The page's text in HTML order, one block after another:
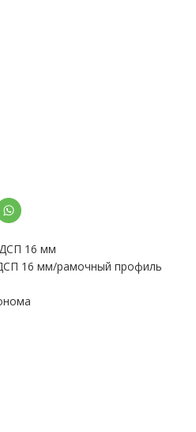
16 мм
16 мм/рамочный профиль